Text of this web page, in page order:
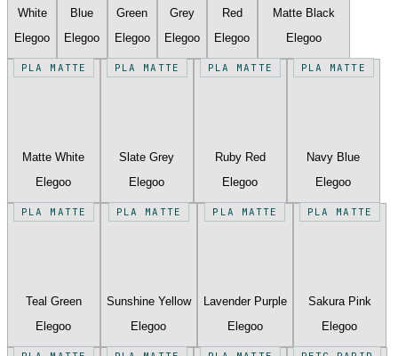
White
Elegoo
Blue
Elegoo
Green
Elegoo
Grey
Elegoo
Red
Elegoo
Matte Black
Elegoo
PLA MATTE
Matte White
Elegoo
PLA MATTE
Slate Grey
Elegoo
PLA MATTE
Ruby Red
Elegoo
PLA MATTE
Navy Blue
Elegoo
PLA MATTE
Teal Green
Elegoo
PLA MATTE
Sunshine Yellow
Elegoo
PLA MATTE
Lavender Purple
Elegoo
PLA MATTE
Sakura Pink
Elegoo